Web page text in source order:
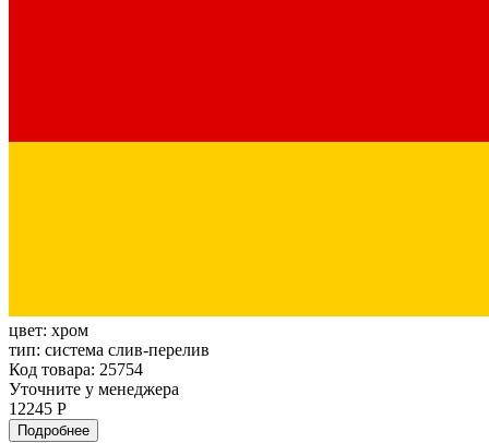
цвет: хром
тип: система слив-перелив
Код товара: 25754
Уточните у менеджера
12245 Р
Подробнее